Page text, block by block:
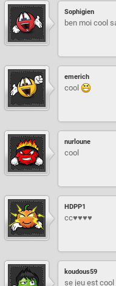
Sophigien
ben moi cool
emerich
cool
nurloune
cool
HDPP1
cc♥♥♥♥
koudous59
se jeu est